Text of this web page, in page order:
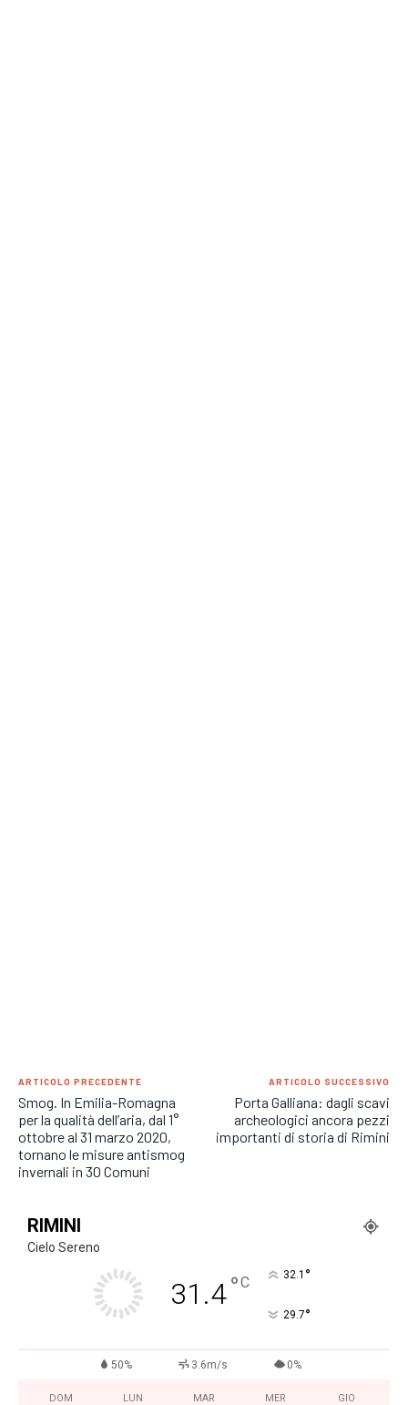
ARTICOLO PRECEDENTE
Smog. In Emilia-Romagna
per la qualità dell’aria, dal 1°
ottobre al 31 marzo 2020,
tornano le misure antismog
invernali in 30 Comuni
ARTICOLO SUCCESSIVO
Porta Galliana: dagli scavi
archeologici ancora pezzi
importanti di storia di Rimini
RIMINI
Cielo Sereno
31.4°C 32.1 °
29.7°
50% 3.6m/s 0%
DOM LUN MAR MER GIO